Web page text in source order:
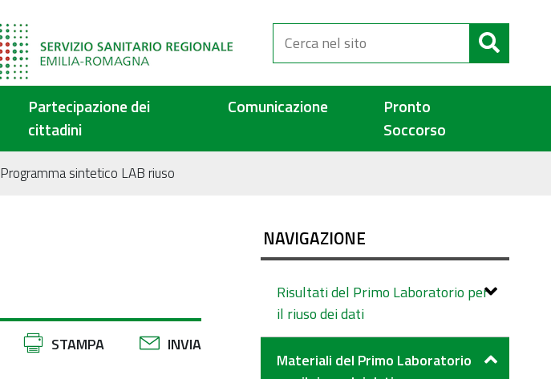
Cerca
nel
Partecipazione dei
cittadini
Comunicazione
Pronto
Soccorso
Programma sintetico LAB riuso
Azioni
STAMPA INVIA
NAVIGAZIONE
Risultati del Primo Laboratorio per
il riuso dei dati
Materiali del Primo Laboratorio